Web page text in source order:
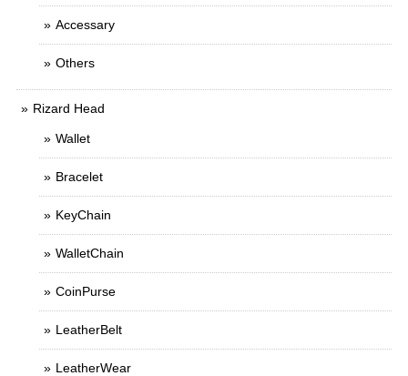
Accessary
Others
Rizard Head
Wallet
Bracelet
KeyChain
WalletChain
CoinPurse
LeatherBelt
LeatherWear